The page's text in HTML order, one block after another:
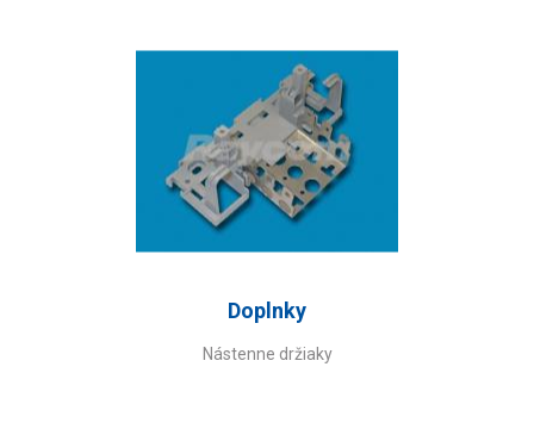
Doplnky
Nástenne držiaky